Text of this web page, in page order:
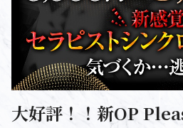
大好評！！新OP